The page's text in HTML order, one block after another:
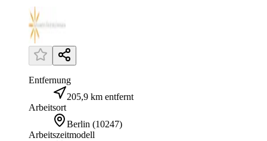
Entfernung
205,9 km entfernt
Arbeitsort
Berlin (10247)
Arbeitszeitmodell